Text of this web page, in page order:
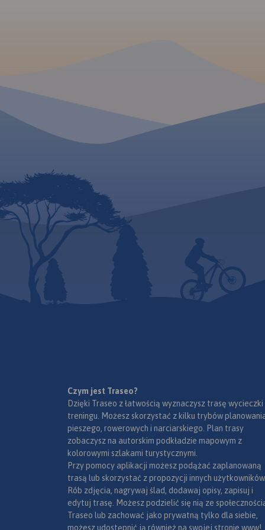
kozienickiego i
Dzisiejsze jej granice
wyznaczają: od
zachodu rzeka
północnego
Wisły, a od
Pomimo szumnej
Policzna. Integralnie
z Puszczą
lewobrzeżna część
Wisły, od wysokości
obrzeżach znajdują
Kozienice, Pionki i
Najcenniejsze
Puszczy objęte są
postaci rezerwatów i
Puszczę Kozienicką
zwiedzać na
wytyczonych w
zaznaczonych na
szlaków
również atrakcyjne
spacery.
Czym jest Traseo?
Dzięki Traseo z łatwością wyznaczysz trasę wycieczki
treningu. Możesz skorzystać z kilku trybów
pieszego, rowerowych i narciarskiego. Plan trasy
zobaczysz na autorskim podkładzie mapowym z
kolorowymi szlakami turystycznymi.
Przy pomocy aplikacji możesz podążać zaplanowaną
trasą lub skorzystać z propozycji innych użytkowników.
Rób zdjęcia, nagrywaj ślad, dodawaj opisy, zapisuj i
edytuj trasę. Możesz podzielić się nią ze
Traseo lub zachować jako prywatną tylko dla siebie,
możesz udostępnić ją również na swojej stronie www!